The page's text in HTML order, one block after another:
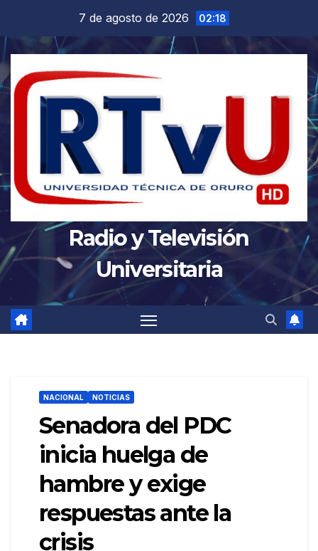
contenido
7 de agosto de 2026 02:18
Radio y Televisión
Universitaria
NACIONAL NOTICIAS
Senadora del PDC
inicia huelga de
hambre y exige
respuestas ante la
crisis